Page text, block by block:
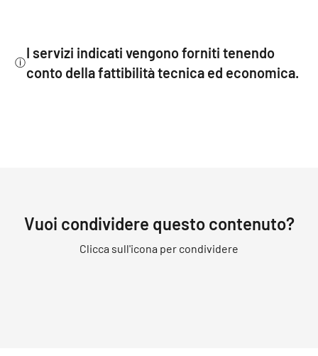
I servizi indicati vengono forniti tenendo
conto della fattibilità tecnica ed economica.
Vuoi condividere questo contenuto?
Clicca sull'icona per condividere